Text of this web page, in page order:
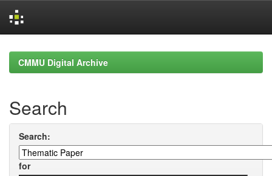
navigationCMMU Digital Archive
Search
Search:
for